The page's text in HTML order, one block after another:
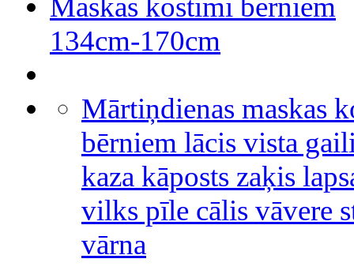
Maskas kostīmi bērniem
134cm-170cm
Mārtiņdienas maskas
bērniem lācis vista
kaza kāposts zaķis
vilks pīle cālis vāvere
vārna